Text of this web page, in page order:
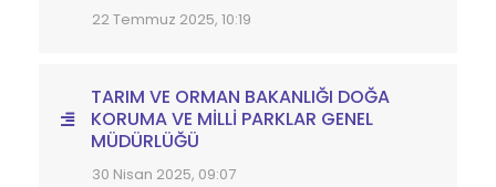
22 Temmuz 2025, 10:19
TARIM VE ORMAN BAKANLIĞI DOĞA
KORUMA VE MİLLİ PARKLAR GENEL
MÜDÜRLÜĞÜ
30 Nisan 2025, 09:07